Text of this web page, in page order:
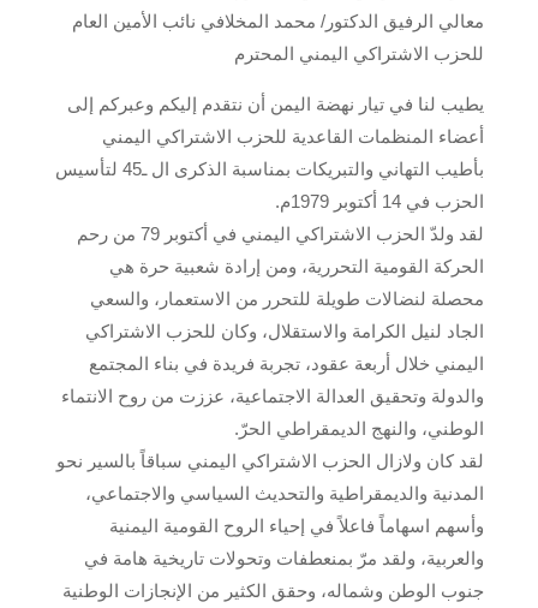
معالي الرفيق الدكتور/ محمد المخلافي نائب الأمين العام
للحزب الاشتراكي اليمني المحترم
يطيب لنا في تيار نهضة اليمن أن نتقدم إليكم وعبركم إلى
أعضاء المنظمات القاعدية للحزب الاشتراكي اليمني
بأطيب التهاني والتبريكات بمناسبة الذكرى ال ـ45 لتأسيس
الحزب في 14 أكتوبر 1979م.
لقد ولدّ الحزب الاشتراكي اليمني في أكتوبر 79 من رحم
الحركة القومية التحررية، ومن إرادة شعبية حرة هي
محصلة لنضالات طويلة للتحرر من الاستعمار، والسعي
الجاد لنيل الكرامة والاستقلال، وكان للحزب الاشتراكي
اليمني خلال أربعة عقود، تجربة فريدة في بناء المجتمع
والدولة وتحقيق العدالة الاجتماعية، عززت من روح الانتماء
الوطني، والنهج الديمقراطي الحرّ.
لقد كان ولازال الحزب الاشتراكي اليمني سباقاً بالسير نحو
المدنية والديمقراطية والتحديث السياسي والاجتماعي،
وأسهم اسهاماً فاعلاً في إحياء الروح القومية اليمنية
والعربية، ولقد مرّ بمنعطفات وتحولات تاريخية هامة في
جنوب الوطن وشماله، وحقق الكثير من الإنجازات الوطنية